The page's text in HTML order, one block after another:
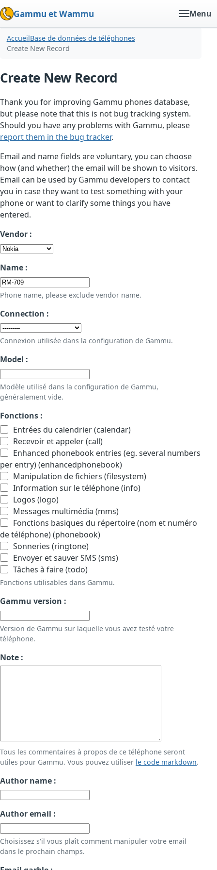
Gammu et Wammu Menu
AccueilBase de données de téléphones
Create New Record
Create New Record
Thank you for improving Gammu phones database,
but please note that this is not bug tracking system.
Should you have any problems with Gammu, please
report them in the bug tracker.
Email and name fields are voluntary, you can choose
how (and whether) the email will be shown to visitors.
Email can be used by Gammu developers to contact
you in case they want to test something with your
phone or want to clarify some things you have
entered.
Vendor :
Name :
Phone name, please exclude vendor name.
Connection :
Connexion utilisée dans la configuration de Gammu.
Model :
Modèle utilisé dans la configuration de Gammu,
généralement vide.
Fonctions :
Entrées du calendrier (calendar)
Recevoir et appeler (call)
Enhanced phonebook entries (eg. several numbers
per entry) (enhancedphonebook)
Manipulation de fichiers (filesystem)
Information sur le téléphone (info)
Logos (logo)
Messages multimédia (mms)
Fonctions basiques du répertoire (nom et numéro
de téléphone) (phonebook)
Sonneries (ringtone)
Envoyer et sauver SMS (sms)
Tâches à faire (todo)
Fonctions utilisables dans Gammu.
Gammu version :
Version de Gammu sur laquelle vous avez testé votre
téléphone.
Note :
Tous les commentaires à propos de ce téléphone seront
utiles pour Gammu. Vous pouvez utiliser le code markdown.
Author name :
Author email :
Choisissez s'il vous plaît comment manipuler votre email
dans le prochain champs.